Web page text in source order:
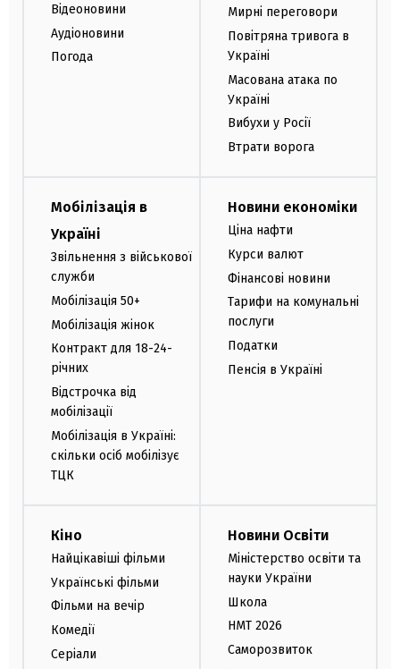
Відеоновини
Аудіоновини
Погода
Мирні переговори
Повітряна тривога в
Україні
Масована атака по
Україні
Вибухи у Росії
Втрати ворога
Мобілізація в
Україні
Звільнення з військової
служби
Мобілізація 50+
Мобілізація жінок
Контракт для 18-24-
річних
Відстрочка від
мобілізації
Мобілізація в Україні:
скільки осіб мобілізує
ТЦК
Новини економіки
Ціна нафти
Курси валют
Фінансові новини
Тарифи на комунальні
послуги
Податки
Пенсія в Україні
Кіно
Найцікавіші фільми
Українські фільми
Фільми на вечір
Комедії
Серіали
Новини Освіти
Міністерство освіти та
науки України
Школа
НМТ 2026
Саморозвиток